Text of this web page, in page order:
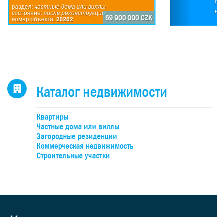
раздел:частные дома или виллы
состояние:после реконструкции
номер объекта:20262 69 900 000 CZK
Каталог недвижимости
Квартиры
Частные дома или виллы
Загородные резиденции
Коммерческая недвижимость
Строительные участки